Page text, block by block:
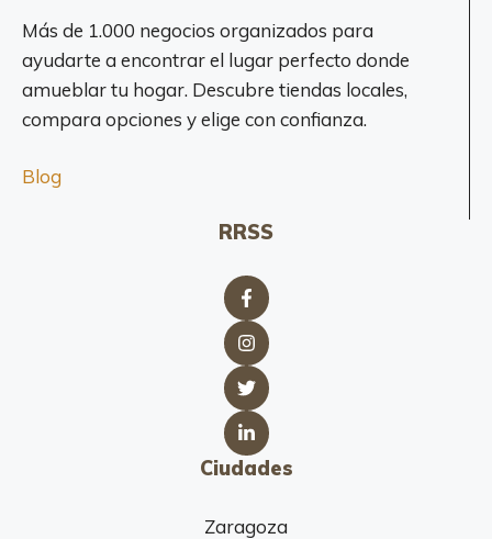
Más de 1.000 negocios organizados para
ayudarte a encontrar el lugar perfecto donde
amueblar tu hogar. Descubre tiendas locales,
compara opciones y elige con confianza.
Blog
RRSS
Ciudades
Zaragoza